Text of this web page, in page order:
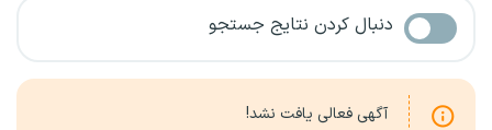
دنبال کردن نتایج جستجو
آگهی فعالی یافت نشد!